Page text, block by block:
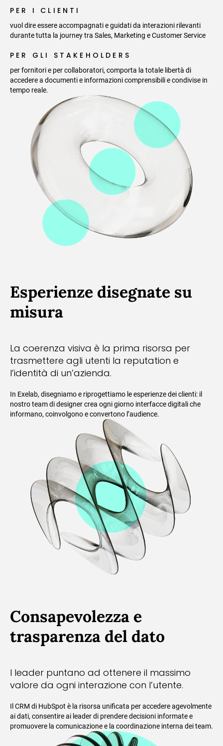
PER I CLIENTI
vuol dire essere accompagnati e guidati da interazioni rilevanti
durante tutta la journey tra Sales, Marketing e Customer Service
PER GLI STAKEHOLDERS
per fornitori e per collaboratori, comporta la totale libertà di
accedere a documenti e informazioni comprensibili e condivise in
tempo reale.
Esperienze disegnate su
misura
La coerenza visiva è la prima risorsa per
trasmettere agli utenti la reputation e
l’identità di un’azienda.
In Exelab, disegniamo e riprogettiamo le esperienze dei clienti: il
nostro team di designer crea ogni giorno interfacce digitali che
informano, coinvolgono e convertono l’audience.
Consapevolezza e
trasparenza del dato
I leader puntano ad ottenere il massimo
valore da ogni interazione con l’utente.
Il CRM di HubSpot è la risorsa unificata per accedere agevolmente
ai dati, consentire ai leader di prendere decisioni informate e
promuovere la comunicazione e la coordinazione interna dei team.